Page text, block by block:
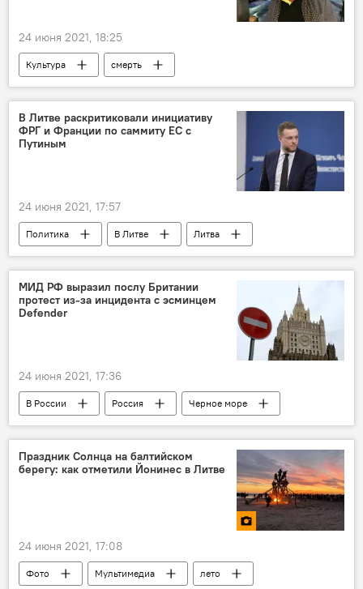
24 июня 2021, 18:25
Культура
смерть
программирование
Справки
В Литве раскритиковали инициативу
ФРГ и Франции по саммиту ЕС с
Путиным
24 июня 2021, 17:57
Политика В Литве
Литва
Россия
Германия
Франция
Габриэлюс Ландсбергис
Евросоюз (ЕС)
МИД РФ выразил послу Британии
протест из-за инцидента с эсминцем
Defender
24 июня 2021, 17:36
В России Россия
Черное море
Соединенное Королевство
Праздник Солнца на балтийском
берегу: как отметили Йонинес в Литве
24 июня 2021, 17:08
Фото Мультимедиа лето